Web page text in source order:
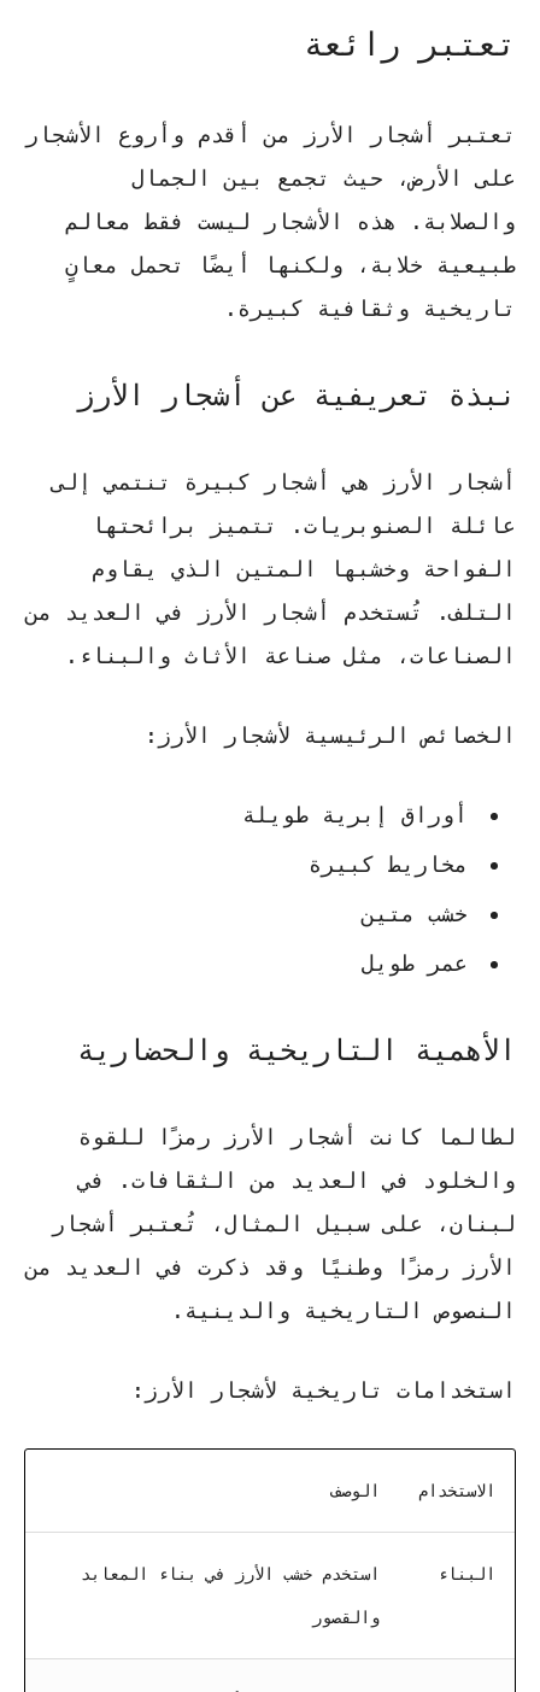
تعتبر رائعة
تعتبر أشجار الأرز
من أقدم وأروع الأشجار
على الأرض، حيث تجمع بين الجمال
والصلابة. هذه الأشجار ليست فقط معالم
طبيعية خلابة، ولكنها أيضًا تحمل معانٍ
تاريخية وثقافية كبيرة.
نبذة تعريفية عن أشجار الأرز
أشجار الأرز هي أشجار كبيرة تنتمي إلى
عائلة الصنوبريات. تتميز برائحتها
الفواحة وخشبها المتين الذي يقاوم
التلف. تُستخدم أشجار الأرز في العديد من
الصناعات، مثل صناعة الأثاث والبناء.
الخصائص الرئيسية لأشجار الأرز:
أوراق إبرية طويلة
مخاريط كبيرة
خشب متين
عمر طويل
الأهمية التاريخية والحضارية
لطالما كانت أشجار الأرز رمزًا للقوة
والخلود في العديد من الثقافات. في
لبنان، على سبيل المثال، تُعتبر أشجار
الأرز رمزًا وطنيًا وقد ذكرت في العديد من
النصوص التاريخية والدينية.
استخدامات تاريخية لأشجار الأرز:
الاستخدام الوصف
البناء استخدم خشب الأرز في بناء المعابد
والقصور